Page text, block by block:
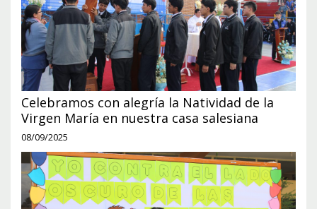
Celebramos con alegría la Natividad de la
Virgen María en nuestra casa salesiana
08/09/2025